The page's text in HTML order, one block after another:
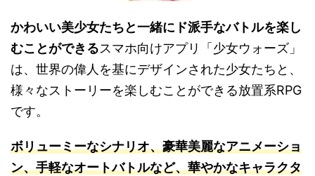
かわいい美少女たちと一緒にド派手なバトルを楽し
むことができるスマホ向けアプリ「少女ウォーズ」
は、世界の偉人を基にデザインされた少女たちと、
様々なストーリーを楽しむことができる放置系RPG
です。
ボリューミーなシナリオ、豪華美麗なアニメーショ
ン、手軽なオートバトルなど、華やかなキャラクタ